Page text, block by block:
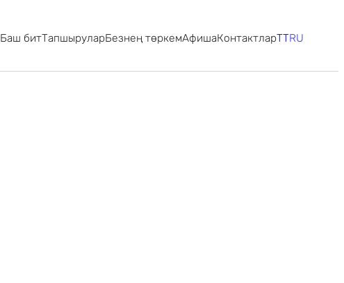
Баш битТапшыруларБезнең төркемАфишаКонтактларTTRU